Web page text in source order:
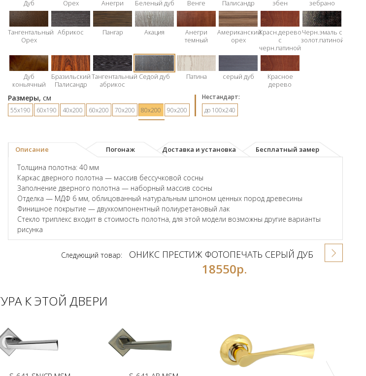
Дуб Орех Анегри Беленый дуб Венге Палисандр эбен зебрано
Тангентальный
Орех
Абрикос Пангар Акация
Анегри
темный
Американский
орех
Красн.дерево
с
черн.патиной
Черн.эмаль с
золот.патиной
Дуб
коньячный
Бразильский
Палисандр
Тангентальный
абрикос
Седой дуб Патина серый дуб
Красное
дерево
Размеры, см
55х190 60х190 40х200 60х200 70х200 80х200 90х200
Hестандарт:
до 100x240
Описание Погонаж Доставка и установка Бесплатный замер
Толщина полотна: 40 мм
Каркас дверного полотна — массив бессучковой сосны
Заполнение дверного полотна — наборный массив сосны
Отделка — МДФ 6 мм, облицованный натуральным шпоном ценных пород древесины
Финишное покрытие — двухкомпонентный полиуретановый лак
Стекло триплекс входит в стоимость полотна, для этой модели возможны другие варианты
рисунка
Следующий товар: ОНИКС ПРЕСТИЖ ФОТОПЕЧАТЬ СЕРЫЙ ДУБ
18550р.
К ЭТОЙ ДВЕРИ